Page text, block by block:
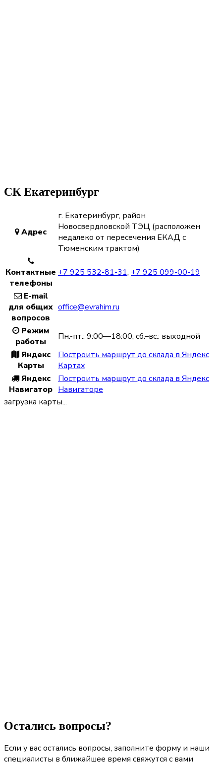
СК Екатеринбург
Адрес
г. Екатеринбург, район
Новосвердловской ТЭЦ (расположен
недалеко от пересечения ЕКАД с
Тюменским трактом)
Контактные
телефоны
+7 925 532-81-31, +7 925 099-00-19
E-mail
для общих
вопросов
office@evrahim.ru
Режим
работы
Пн.-пт.: 9:00—18:00, сб.–вс.: выходной
Яндекс
Карты
Построить маршрут до склада в Яндекс
Картах
Яндекс
Навигатор
Построить маршрут до склада в Яндекс
Навигаторе
загрузка карты...
Остались вопросы?
Если у вас остались вопросы, заполните форму и наши
специалисты в ближайшее время свяжутся с вами